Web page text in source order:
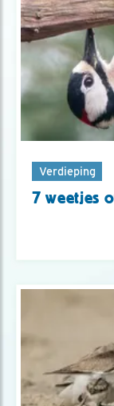
Verdieping
7 weetjes